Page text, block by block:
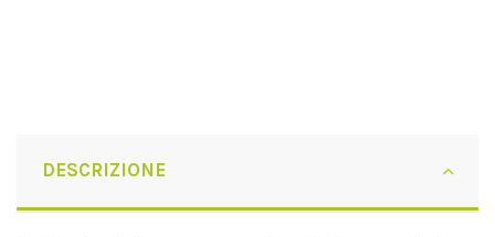
DESCRIZIONE